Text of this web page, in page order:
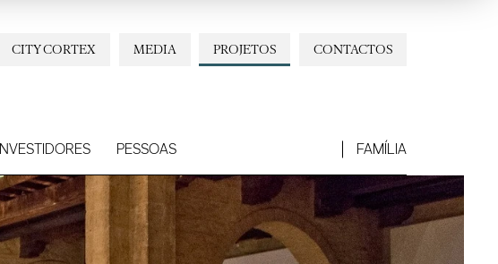
CONTACTOS
PROJETOS
MEDIA
CITY CORTEX
INVESTIDORES PESSOAS FAMÍLIA